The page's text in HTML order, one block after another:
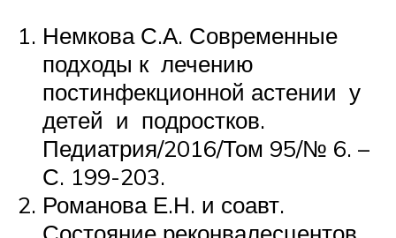
Немкова С.А. Современные
подходы к лечению
постинфекционной астении у
детей и подростков.
Педиатрия/2016/Том 95/№ 6. –
С. 199-203.
Романова Е.Н. и соавт.